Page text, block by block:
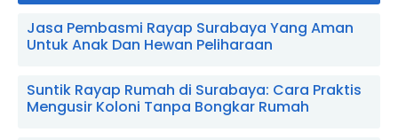
Jasa Pembasmi Rayap Surabaya Yang Aman
Untuk Anak Dan Hewan Peliharaan
Suntik Rayap Rumah di Surabaya: Cara Praktis
Mengusir Koloni Tanpa Bongkar Rumah